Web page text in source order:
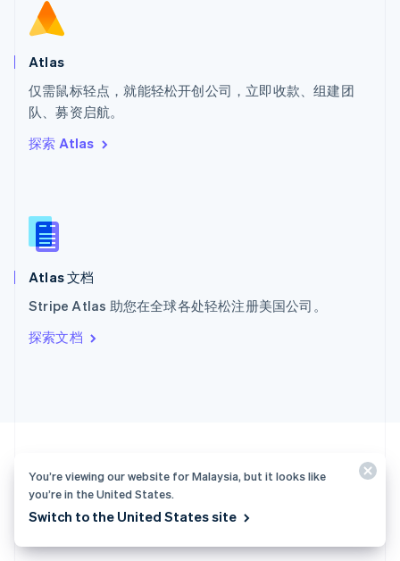
Atlas
仅需鼠标轻点，就能轻松开创公司，立即收款、组建团
队、募资启航。
探索 Atlas
Atlas 文档
Stripe Atlas 助您在全球各处轻松注册美国公司。
探索文档
English
斯洛文尼亚
泰国
ไทยEnglish
希腊
English
西班牙
新西兰
English
匈牙利
English
ItalianoEnglish
印度
English
中国香港特别行政区
English 简体中文
You’re viewing our website for Malaysia, but it looks like
you’re in the United States.
Switch to the United States site